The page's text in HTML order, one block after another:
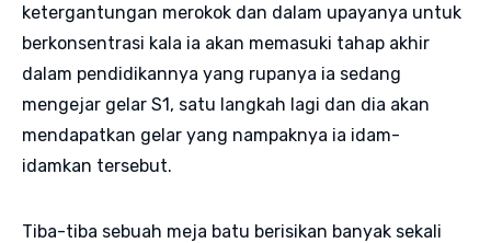
ketergantungan merokok dan dalam upayanya untuk
berkonsentrasi kala ia akan memasuki tahap akhir
dalam pendidikannya yang rupanya ia sedang
mengejar gelar S1, satu langkah lagi dan dia akan
mendapatkan gelar yang nampaknya ia idam-
idamkan tersebut.
Tiba-tiba sebuah meja batu berisikan banyak sekali